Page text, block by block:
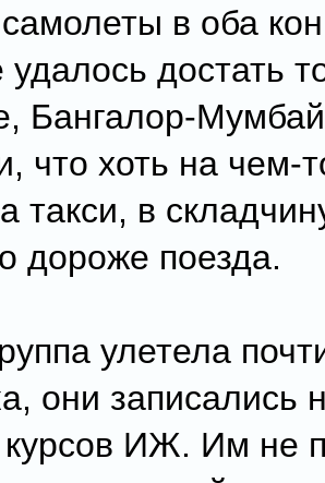
в оба
удалось достать
Бангалор-
что хоть на чем-
такси, в
дороже поезда.
улетела
они записались
ИЖ. Им не